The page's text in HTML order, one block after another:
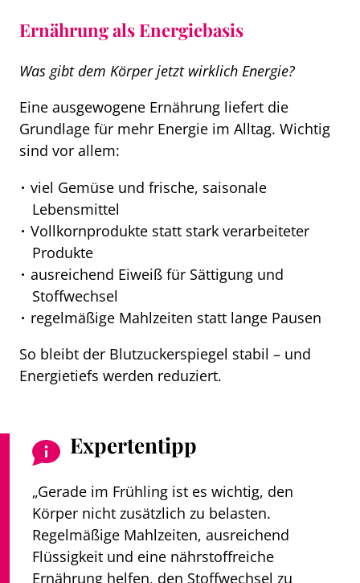
Ernährung als Energiebasis
Was gibt dem Körper jetzt wirklich Energie?
Eine ausgewogene Ernährung liefert die
Grundlage für mehr Energie im Alltag. Wichtig
sind vor allem:
viel Gemüse und frische, saisonale
Lebensmittel
Vollkornprodukte statt stark verarbeiteter
Produkte
ausreichend Eiweiß für Sättigung und
Stoffwechsel
regelmäßige Mahlzeiten statt lange Pausen
So bleibt der Blutzuckerspiegel stabil – und
Energietiefs werden reduziert.
Expertentipp
„Gerade im Frühling ist es wichtig, den
Körper nicht zusätzlich zu belasten.
Regelmäßige Mahlzeiten, ausreichend
Flüssigkeit und eine nährstoffreiche
Ernährung helfen, den Stoffwechsel zu